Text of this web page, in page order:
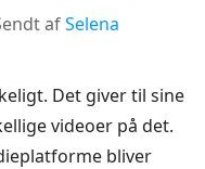
afSelena
Det giver til sine
videoer på det.
bliver